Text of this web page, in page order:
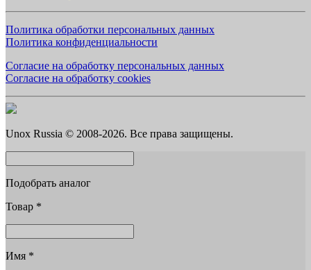
Политика обработки персональных данных
Политика конфиденциальности
Согласие на обработку персональных данных
Согласие на обработку cookies
Unox Russia © 2008-2026. Все права защищены.
Подобрать аналог
Товар *
Имя *